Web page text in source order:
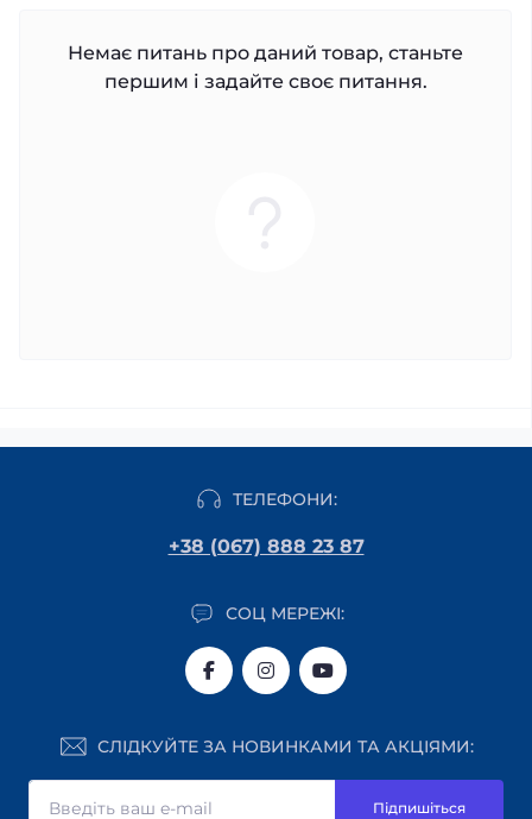
Немає питань про даний товар, станьте
першим і задайте своє питання.
ТЕЛЕФОНИ:
+38 (067) 888 23 87
СОЦ МЕРЕЖІ:
СЛІДКУЙТЕ ЗА НОВИНКАМИ ТА АКЦІЯМИ:
Підпишіться